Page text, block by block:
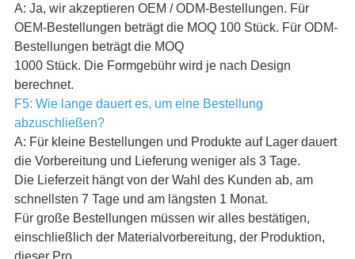
A: Ja, wir akzeptieren OEM / ODM-Bestellungen. Für
OEM-Bestellungen beträgt die MOQ 100 Stück. Für ODM-
Bestellungen beträgt die MOQ
1000 Stück. Die Formgebühr wird je nach Design
berechnet.
F5: Wie lange dauert es, um eine Bestellung
abzuschließen?
A: Für kleine Bestellungen und Produkte auf Lager dauert
die Vorbereitung und Lieferung weniger als 3 Tage.
Die Lieferzeit hängt von der Wahl des Kunden ab, am
schnellsten 7 Tage und am längsten 1 Monat.
Für große Bestellungen müssen wir alles bestätigen,
einschließlich der Materialvorbereitung, der Produktion,
dieser Pro